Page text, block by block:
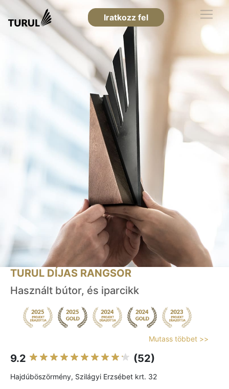
Iratkozz fel
TURUL DÍJAS RANGSOR
Használt bútor, és iparcikk
Mutass többet >>
9.2 (52)
Hajdúböszörmény, Szilágyi Erzsébet krt. 32